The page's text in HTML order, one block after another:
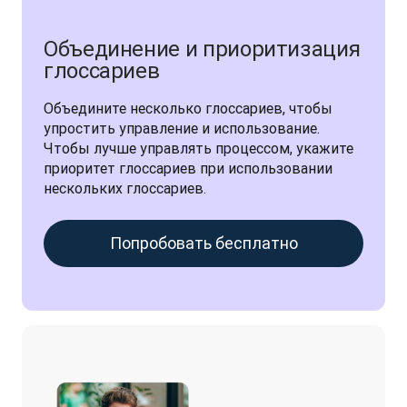
Объединение и приоритизация
глоссариев
Объедините несколько глоссариев, чтобы
упростить управление и использование.
Чтобы лучше управлять процессом, укажите
приоритет глоссариев при использовании
нескольких глоссариев.
Попробовать бесплатно